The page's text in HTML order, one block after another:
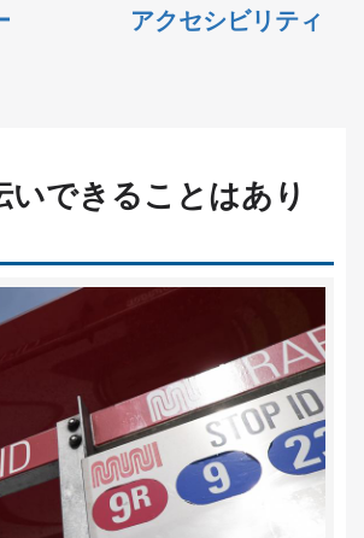
アクセシビリティ
いできることはあり